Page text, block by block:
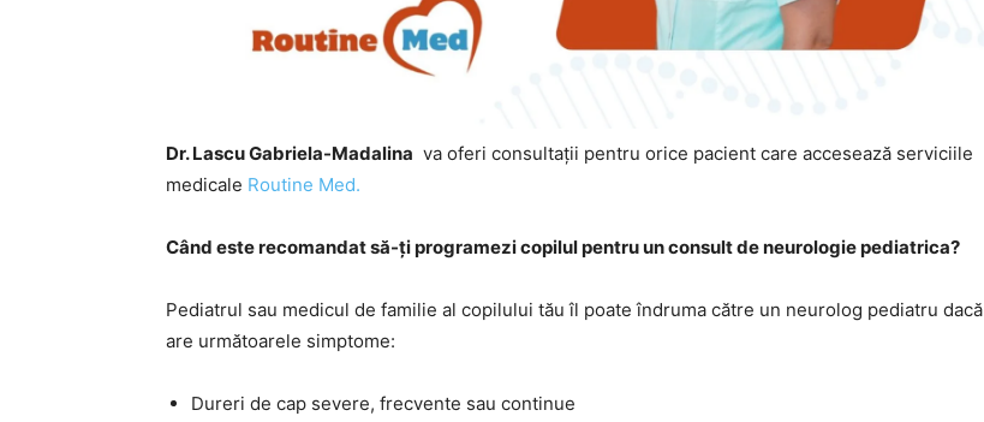
Dr. Lascu Gabriela-Madalina va oferi consultații pentru orice pacient care accesează serviciile
medicale Routine Med.
Când este recomandat să-ți programezi copilul pentru un consult de neurologie pediatrica?
Pediatrul sau medicul de familie al copilului tău îl poate îndruma către un neurolog pediatru dacă
are următoarele simptome:
Dureri de cap severe, frecvente sau continue